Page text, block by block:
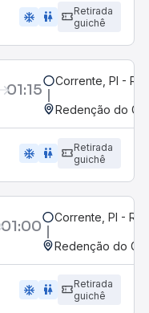
ac_unit wc
Retirada
guichê
01:15 Corrente, PI -
Redenção do
ac_unit wc
Retirada
guichê
01:00 Corrente, PI -
Redenção do
ac_unit wc
Retirada
guichê